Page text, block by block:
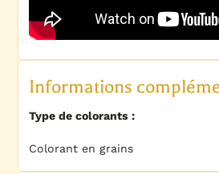
Informations
Type de colorants :
Colorant en grains